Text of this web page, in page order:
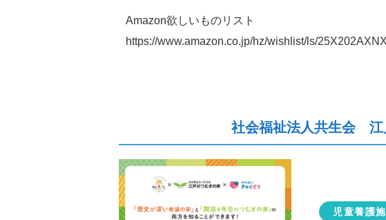
Amazon欲しいものリスト
https://www.amazon.co.jp/hz/wishlist/ls/
社会福祉法人共生会 江
児童養護